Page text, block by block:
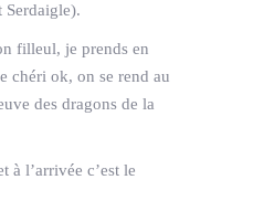
Serdaigle).
filleul, je prends en
chéri ok, on se rend au
des dragons de la
à l’arrivée c’est le